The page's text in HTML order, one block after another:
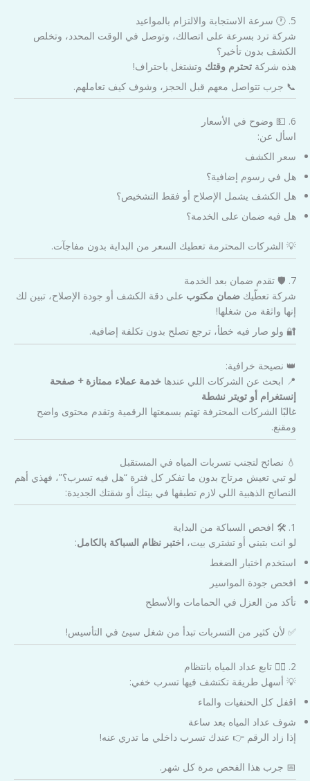
5. 🕐 سرعة الاستجابة والالتزام بالمواعيد
شركة ترد بسرعة على اتصالك، وتوصل في الوقت المحدد، وتخلص
الكشف بدون تأخير؟
هذه شركة تحترم وقتك وتشتغل باحتراف!
📞 جرب تتواصل معهم قبل الحجز، وشوف كيف تعاملهم.
6. 💵 وضوح في الأسعار
اسأل عن:
سعر الكشف
هل في رسوم إضافية؟
هل الكشف يشمل الإصلاح أو فقط التشخيص؟
هل فيه ضمان على الخدمة؟
💡 الشركات المحترمة تعطيك السعر من البداية بدون مفاجآت.
7. 🛡️ تقدم ضمان بعد الخدمة
شركة تعطّيك ضمان مكتوب على دقة الكشف أو جودة الإصلاح، تبين لك
إنها واثقة من شغلها!
🔐 ولو صار فيه خطأ، ترجع تصلح بدون تكلفة إضافية.
👑 نصيحة خرافية:
📍 ابحث عن الشركات اللي عندها خدمة عملاء ممتازة + صفحة
إنستغرام أو تويتر نشطة
غالبًا الشركات المحترفة تهتم بسمعتها الرقمية وتقدم محتوى واضح
ومقنع.
💧 نصائح لتجنب تسربات المياه في المستقبل
لو تبي تعيش مرتاح بدون ما تفكر كل فترة “هل فيه تسرب؟”، فهذي أهم
النصائح الذهبية اللي لازم تطبقها في بيتك أو شقتك الجديدة:
1. 🛠️ افحص السباكة من البداية
لو انت بتبني أو تشتري بيت، اختبر نظام السباكة بالكامل:
استخدم اختبار الضغط
افحص جودة المواسير
تأكد من العزل في الحمامات والأسطح
✅ لأن كثير من التسربات تبدأ من شغل سيئ في التأسيس!
2. 🕵️‍♂️ تابع عداد المياه بانتظام
💡 أسهل طريقة تكتشف فيها تسرب خفي:
اقفل كل الحنفيات والماء
شوف عداد المياه بعد ساعة
إذا زاد الرقم 👉 عندك تسرب داخلي ما تدري عنه!
📅 جرب هذا الفحص مرة كل شهر.